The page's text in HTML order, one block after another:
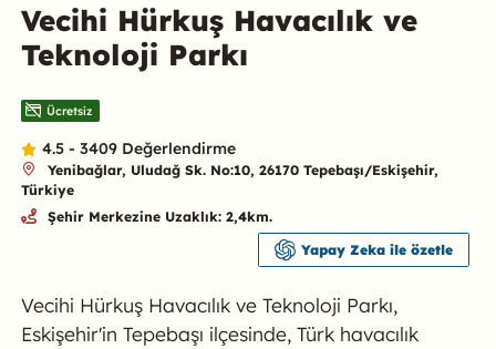
Vecihi Hürkuş Havacılık ve
Teknoloji Parkı
Vecihi Hürkuş Havacılık ve Teknoloji Parkı,
Eskişehir'in Tepebaşı ilçesinde, Türk havacılık
Ücretsiz
4.5 - 3409 Değerlendirme
Yenibağlar, Uludağ Sk. No:10, 26170 Tepebaşı/Eskişehir,
Türkiye
Şehir Merkezine Uzaklık: 2,4km.
Yapay Zeka ile özetle